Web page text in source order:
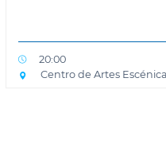
20:00
Centro de Artes